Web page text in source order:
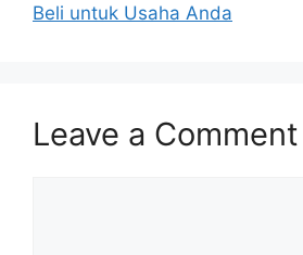
Beli untuk Usaha Anda
Leave a Comment